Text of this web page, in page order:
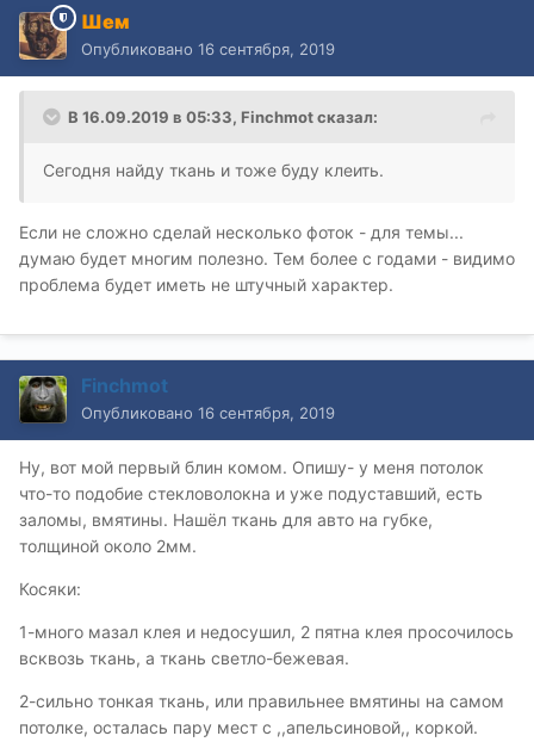
Шем
Опубликовано 16 сентября, 2019
В 16.09.2019 в 05:33, Finchmotсказал:
Сегодня найду ткань и тоже буду клеить.
Если не сложно сделай несколько фоток - для темы...
думаю будет многим полезно. Тем более с годами - видимо
проблема будет иметь не штучный характер.
Finchmot
Опубликовано 16 сентября, 2019
Ну, вот мой первый блин комом. Опишу- у меня потолок
что-то подобие стекловолокна и уже подуставший, есть
заломы, вмятины. Нашёл ткань для авто на губке,
толщиной около 2мм.
Косяки:
1-много мазал клея и недосушил, 2 пятна клея просочилось
всквозь ткань, а ткань светло-бежевая.
2-сильно тонкая ткань, или правильнее вмятины на самом
потолке, осталась пару мест с ,,апельсиновой,, коркой.